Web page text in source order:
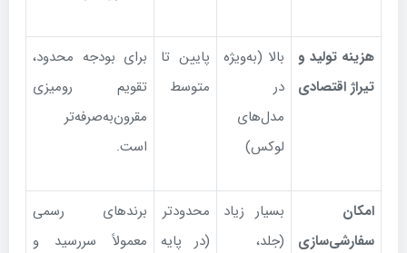
هزینه تولید و
تیراژ اقتصادی
بالا (به‌ویژه
در
مدل‌های
لوکس)
پایین تا
متوسط
برای بودجه محدود،
تقویم رومیزی
مقرون‌به‌صرفه‌تر
است.
امکان
سفارشی‌سازی
بسیار زیاد
(جلد،
محدودتر
(در پایه
برندهای رسمی
معمولاً سررسید و